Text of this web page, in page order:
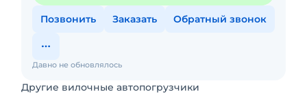
Позвонить Заказать Обратный звонок
Давно не обновлялось
Другие вилочные автопогрузчики